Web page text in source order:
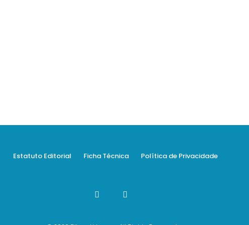
Estatuto Editorial Ficha Técnica Política de Privacidade